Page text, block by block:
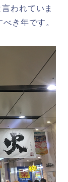
われていま
き年です。